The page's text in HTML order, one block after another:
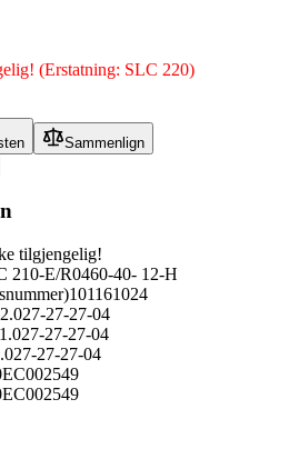
(Erstatning: SLC 220)
Sammenlign
tilgjengelig!
210-E/R0460-40- 12-H
101161024
27-27-27-04
27-27-27-04
27-27-27-04
EC002549
EC002549